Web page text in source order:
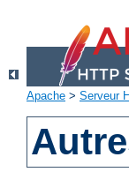
Apache > Serveur